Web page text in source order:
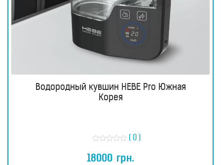
Водородный кувшин HEBE Pro Южная
Корея
ц
е
( 0 )
18000 грн.